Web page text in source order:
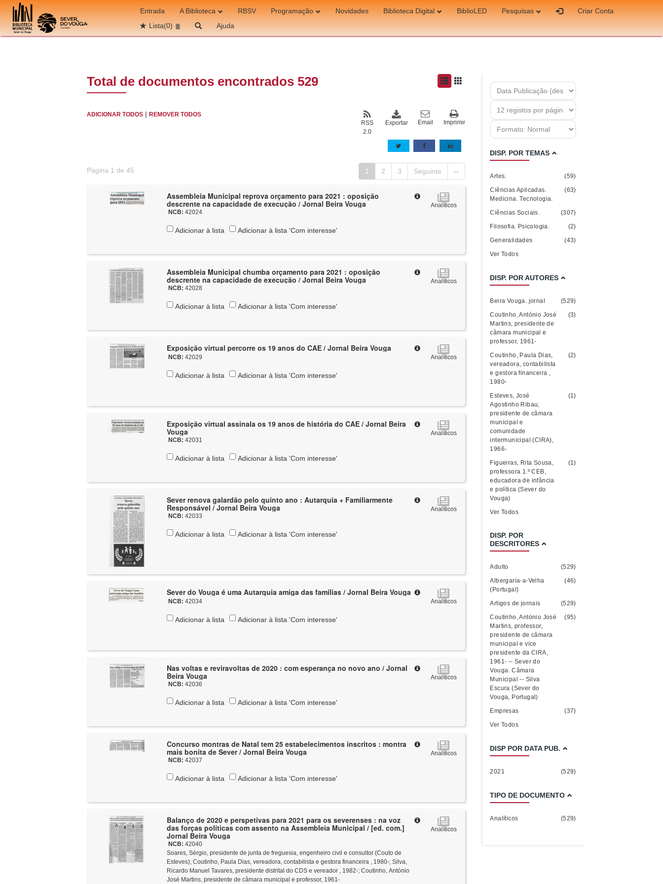
Ir para o conteúdo
Entrada A Biblioteca RBSV Programação Novidades Biblioteca Digital BiblioLED Pesquisas
Criar Conta
Lista(0) Ajuda
Total de documentos encontrados 529
ADICIONAR TODOS |REMOVER TODOS
Imprimir
Email
Exportar
RSS
2.0
Página 1 de 45 1 2 3 Seguinte ››
Assembleia Municipal reprova orçamento para 2021 : oposição
descrente na capacidade de execução / Jornal Beira Vouga
NCB:42024
Analíticos
Adicionar à lista Adicionar à lista 'Com interesse'
Assembleia Municipal chumba orçamento para 2021 : oposição
descrente na capacidade de execução / Jornal Beira Vouga
NCB:42028
Analíticos
Adicionar à lista Adicionar à lista 'Com interesse'
Exposição virtual percorre os 19 anos do CAE / Jornal Beira Vouga
NCB:42029 Analíticos
Adicionar à lista Adicionar à lista 'Com interesse'
Exposição virtual assinala os 19 anos de história do CAE / Jornal Beira
Vouga
NCB:42031
Analíticos
Adicionar à lista Adicionar à lista 'Com interesse'
Sever renova galardão pelo quinto ano : Autarquia + Familiarmente
Responsável / Jornal Beira Vouga
NCB:42033
Analíticos
Adicionar à lista Adicionar à lista 'Com interesse'
Sever do Vouga é uma Autarquia amiga das famílias / Jornal Beira Vouga
NCB:42034 Analíticos
Adicionar à lista Adicionar à lista 'Com interesse'
Nas voltas e reviravoltas de 2020 : com esperança no novo ano / Jornal
Beira Vouga
NCB:42036
Analíticos
Adicionar à lista Adicionar à lista 'Com interesse'
Concurso montras de Natal tem 25 estabelecimentos inscritos : montra
mais bonita de Sever / Jornal Beira Vouga
NCB:42037
Analíticos
Adicionar à lista Adicionar à lista 'Com interesse'
Balanço de 2020 e perspetivas para 2021 para os severenses : na voz
das forças políticas com assento na Assembleia Municipal / [ed. com.]
Jornal Beira Vouga
NCB:42040
Soares, Sérgio, presidente de junta de freguesia, engenheiro civil e consultor (Couto de
Esteves);Coutinho, Paula Dias, vereadora, contabilista e gestora financeira , 1980-;Silva,
Ricardo Manuel Tavares, presidente distrital do CDS e vereador , 1982-;Coutinho, António
José Martins, presidente de câmara municipal e professor, 1961-
Analíticos
DISP. POR TEMAS
Artes.
(59)
Ciências Aplicadas.
Medicina. Tecnologia.
(63)
Ciências Sociais.
(307)
Filosofia. Psicologia.
(2)
Generalidades
(43)
Ver Todos
DISP. POR AUTORES
Beira Vouga. jornal
(529)
Coutinho, António José
Martins, presidente de
câmara municipal e
professor, 1961-
(3)
Coutinho, Paula Dias,
vereadora, contabilista
e gestora financeira ,
1980-
(2)
Esteves, José
Agostinho Ribau,
presidente de câmara
municipal e
comunidade
intermunicipal (CIRA),
1966-
(1)
Figueiras, Rita Sousa,
professora 1.º CEB,
educadora de infância
e política (Sever do
Vouga)
(1)
Ver Todos
DISP. POR
DESCRITORES
Adulto
(529)
Albergaria-a-Velha
(Portugal)
(46)
Artigos de jornais
(529)
Coutinho, António José
Martins, professor,
presidente de câmara
municipal e vice
presidente da CIRA,
1961- -- Sever do
Vouga. Câmara
Municipal -- Silva
Escura (Sever do
Vouga, Portugal)
(95)
Empresas
(37)
Ver Todos
DISP POR DATA PUB.
2021 (529)
TIPO DE DOCUMENTO
Analíticos (529)